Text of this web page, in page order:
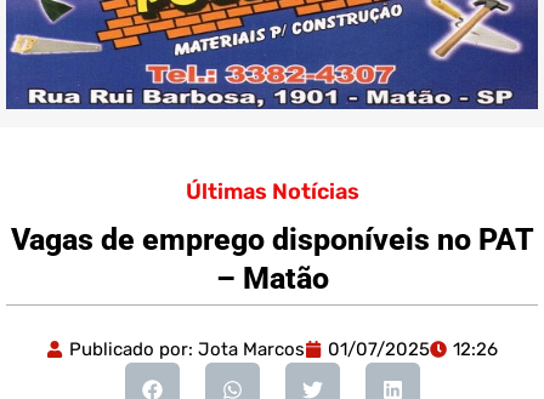
Últimas Notícias
Vagas de emprego disponíveis no PAT
– Matão
Publicado por: Jota Marcos 01/07/2025 12:26